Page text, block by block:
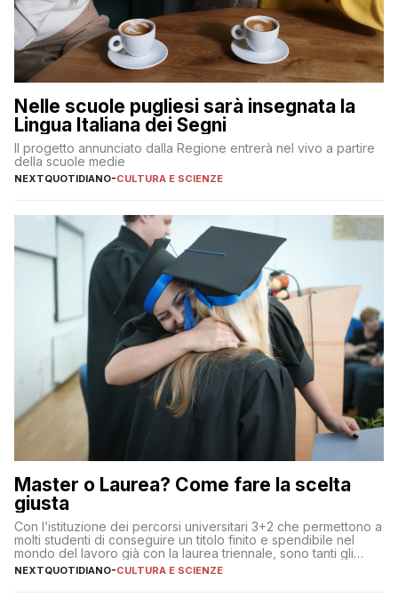
Nelle scuole pugliesi sarà insegnata la
Lingua Italiana dei Segni
Il progetto annunciato dalla Regione entrerà nel vivo a partire
della scuole medie
NEXTQUOTIDIANO-CULTURA E SCIENZE
Master o Laurea? Come fare la scelta
giusta
Con l’istituzione dei percorsi universitari 3+2 che permettono a
molti studenti di conseguire un titolo finito e spendibile nel
mondo del lavoro già con la laurea triennale, sono tanti gli
interrogativi che si pongono gli studenti una volta raggiunto
l’obiettivo di primo livello
NEXTQUOTIDIANO-CULTURA E SCIENZE